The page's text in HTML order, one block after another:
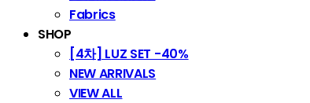
Fabrics
SHOP
[4차] LUZ SET -40%
NEW ARRIVALS
VIEW ALL